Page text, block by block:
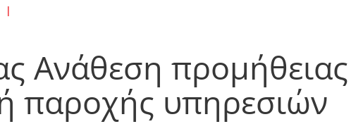
I
Ανάθεση προμήθειας
παροχής υπηρεσιών